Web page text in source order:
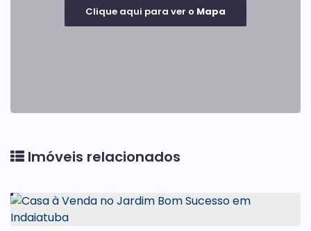
Clique aqui para ver o Mapa
Imóveis relacionados